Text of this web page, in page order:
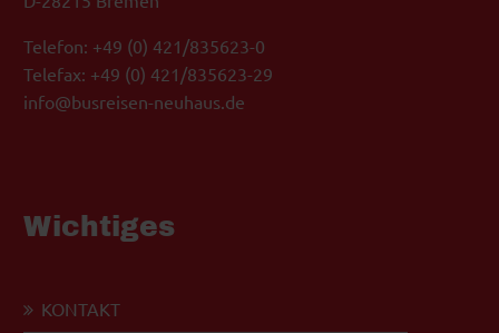
Telefon: +49 (0) 421/835623-0
Telefax: +49 (0) 421/835623-29
info@busreisen-neuhaus.de
Wichtiges
KONTAKT